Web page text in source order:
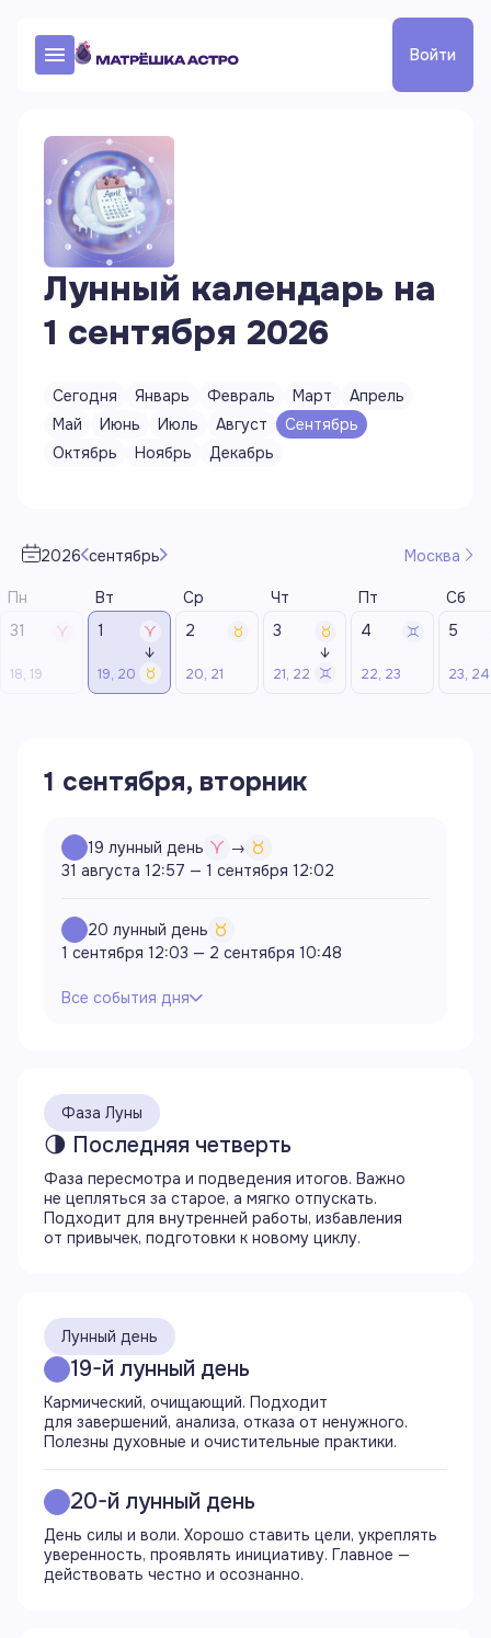
Войти
Лунный календарь на
1 сентября 2026
Сегодня Январь Февраль Март
Апрель
Май
Июнь Июль Август
Сентябрь
Октябрь
Ноябрь Декабрь
2026 сентябрь Москва
31
18, 19
1
19, 20
↓
2
20, 21
3
21, 22
↓
4
22, 23
5
23, 24
1 сентября, вторник
19 лунный день
→
31 августа 12:57 — 1 сентября 12:02
20 лунный день
1 сентября 12:03 — 2 сентября 10:48
Все события дня
Продолжается 19 лунный день
Продолжается фаза последней четверти
Луна в знаке Овна
Продолжается аспект оппозиция (180°) Луны
с Венерой
Продолжается период Луны без курса
03:10
11:02
Луна переходит в знак Тельца
11:10
Заход Луны
Начинается 20 лунный день
Фаза Луны
🌗 Последняя четверть
Фаза пересмотра и подведения итогов. Важно
не цепляться за старое, а мягко отпускать.
Подходит для внутренней работы, избавления
от привычек, подготовки к новому циклу.
Лунный день
19-й лунный день
Кармический, очищающий. Подходит
для завершений, анализа, отказа от ненужного.
Полезны духовные и очистительные практики.
20-й лунный день
День силы и воли. Хорошо ставить цели, укреплять
уверенность, проявлять инициативу. Главное —
действовать честно и осознанно.